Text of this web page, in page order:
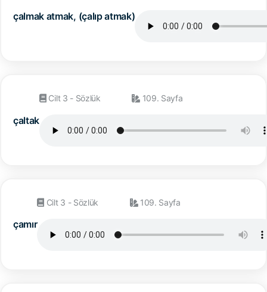
çalmak atmak, (çalıp atmak)
çaltak
Cilt 3 - Sözlük 109. Sayfa
çamır
Cilt 3 - Sözlük 109. Sayfa